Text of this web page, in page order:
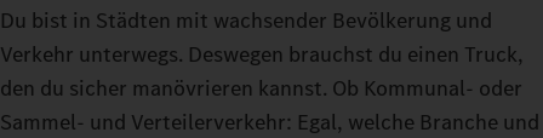
Du bist in Städten mit wachsender Bevölkerung und
Verkehr unterwegs. Deswegen brauchst du einen Truck,
den du sicher manövrieren kannst. Ob Kommunal- oder
Sammel- und Verteilerverkehr: Egal, welche Branche und